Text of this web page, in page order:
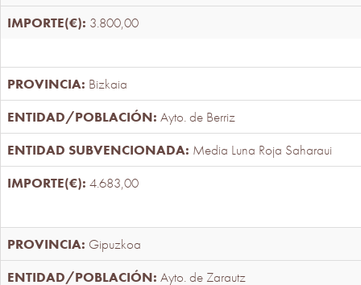
3.800,00
Bizkaia
Ayto. de Berriz
Media Luna Roja Saharaui
4.683,00
Gipuzkoa
Ayto. de Zarautz